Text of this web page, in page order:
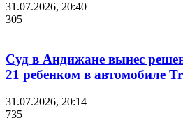
31.07.2026, 20:40
305
Суд в Андижане вынес
21 ребенком в автомобиле
31.07.2026, 20:14
735